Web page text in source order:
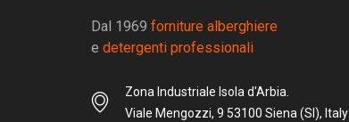
Dal 1969 forniture alberghiere
e detergenti professionali
Zona Industriale Isola d'Arbia.
Viale Mengozzi, 9 53100 Siena (SI), Italy